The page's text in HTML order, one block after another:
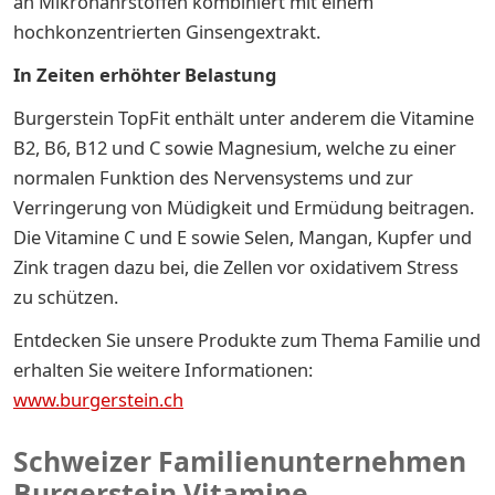
hochkonzentrierten Ginsengextrakt.
In Zeiten erhöhter Belastung
Burgerstein TopFit enthält unter anderem die Vitamine
B2, B6, B12 und C sowie Magnesium, welche zu einer
normalen Funktion des Nervensystems und zur
Verringerung von Müdigkeit und Ermüdung beitragen.
Die Vitamine C und E sowie Selen, Mangan, Kupfer und
Zink tragen dazu bei, die Zellen vor oxidativem Stress
zu schützen.
Entdecken Sie unsere Produkte zum Thema Familie und
erhalten Sie weitere Informationen:
www.burgerstein.ch
Schweizer Familienunternehmen